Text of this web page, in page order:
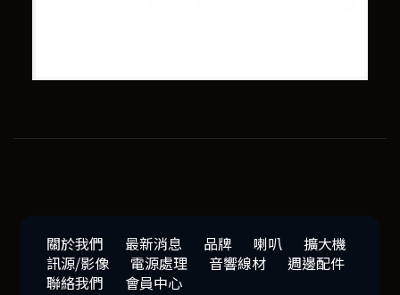
關於我們 最新消息 品牌 喇叭
擴大機
訊源/影像
電源處理 音響線材
週邊配件
聯絡我們
會員中心